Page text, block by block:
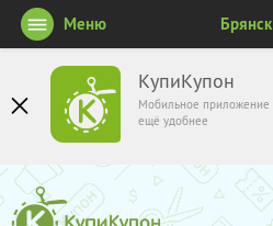
КупиКупон
Мобильное приложение
ещё удобнее
Меню Брянск